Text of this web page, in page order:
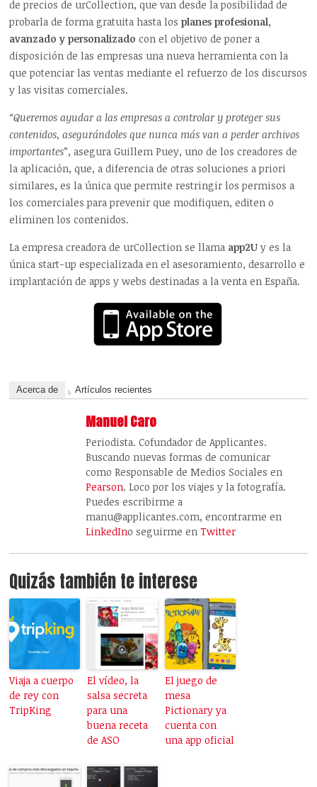
de precios de urCollection, que van desde la posibilidad de
probarla de forma gratuita hasta losplanes profesional,
avanzado y personalizado con el objetivo de poner a
disposición de las empresas una nueva herramienta con la
que potenciar las ventas mediante el refuerzo de los discursos
y las visitas comerciales.
“Queremos ayudar a las empresas a controlar y proteger sus
contenidos, asegurándoles que nunca más van a perder archivos
importantes”, asegura Guillem Puey, uno de los creadores de
la aplicación, que, a diferencia de otras soluciones a priori
similares, es la única que permite restringir los permisos a
los comerciales para prevenir que modifiquen, editen o
eliminen los contenidos.
La empresa creadora de urCollection se llama app2U y es la
única start-up especializada en el asesoramiento, desarrollo e
implantación de apps y webs destinadas a la venta en España.
Acerca de Artículos recientes
Manuel Caro
Periodista. Cofundador de Applicantes.
Buscando nuevas formas de comunicar
como Responsable de Medios Sociales en
Pearson. Loco por los viajes y la fotografía.
Puedes escribirme a
manu@applicantes.com, encontrarme en
LinkedIno seguirme enTwitter
Quizás también te interese
Viaja a cuerpo
de rey con
TripKing
El vídeo, la
salsa secreta
para una
buena receta
de ASO
El juego de
mesa
Pictionary ya
cuenta con
una app oficial